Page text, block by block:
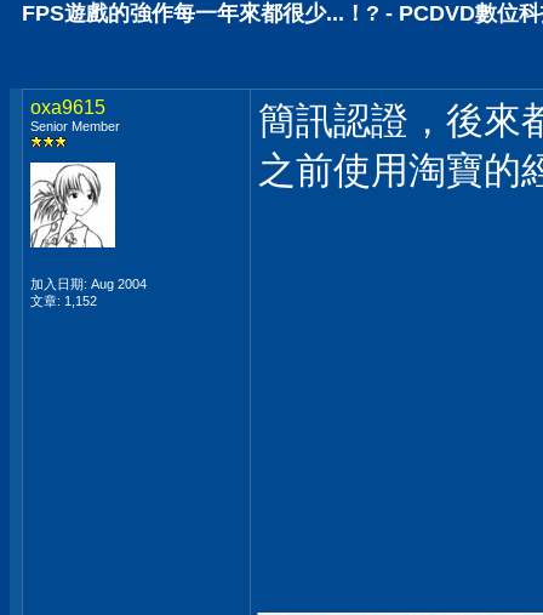
FPS遊戲的強作每一年來都很少...！? - PCDVD數位
oxa9615
Senior Member
加入日期: Aug 2004
文章: 1,152
簡訊認證，後來
之前使用淘寶的